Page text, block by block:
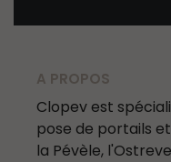
A PROPOS
Clopev est
pose de portails
la Pévèle,